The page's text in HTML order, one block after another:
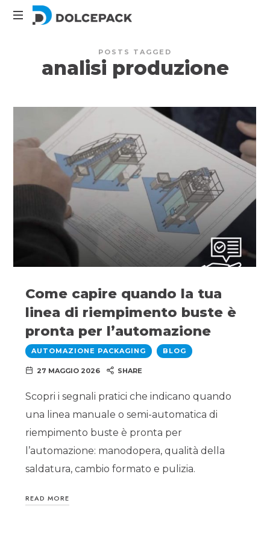
DolcePack
POSTS TAGGED
analisi produzione
Come capire quando la tua
linea di riempimento buste è
pronta per l’automazione
AUTOMAZIONE PACKAGING BLOG
27 MAGGIO 2026 SHARE
Scopri i segnali pratici che indicano quando
una linea manuale o semi-automatica di
riempimento buste è pronta per
l’automazione: manodopera, qualità della
saldatura, cambio formato e pulizia.
READ MORE